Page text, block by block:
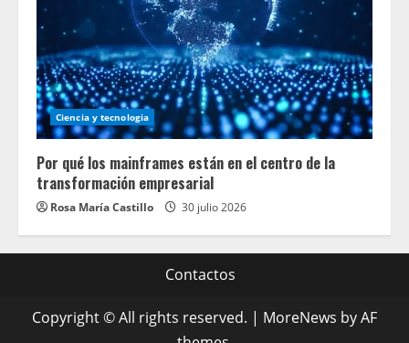
Ciencia y tecnologia
Por qué los mainframes están en el centro de la
transformación empresarial
Rosa María Castillo 30 julio 2026
Contactos
Copyright © All rights reserved. | MoreNews by AF